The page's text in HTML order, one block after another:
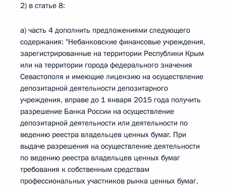
2) в статье 8:
а) часть 4 дополнить предложениями следующего
содержания: "Небанковские финансовые учреждения,
зарегистрированные на территории Республики Крым
или на территории города федерального значения
Севастополя и имеющие лицензию на осуществление
депозитарной деятельности депозитарного
учреждения, вправе до 1 января 2015 года получить
разрешение Банка России на осуществление
депозитарной деятельности или деятельности по
ведению реестра владельцев ценных бумаг. При
выдаче разрешения на осуществление деятельности
по ведению реестра владельцев ценных бумаг
требования к собственным средствам
профессиональных участников рынка ценных бумаг,